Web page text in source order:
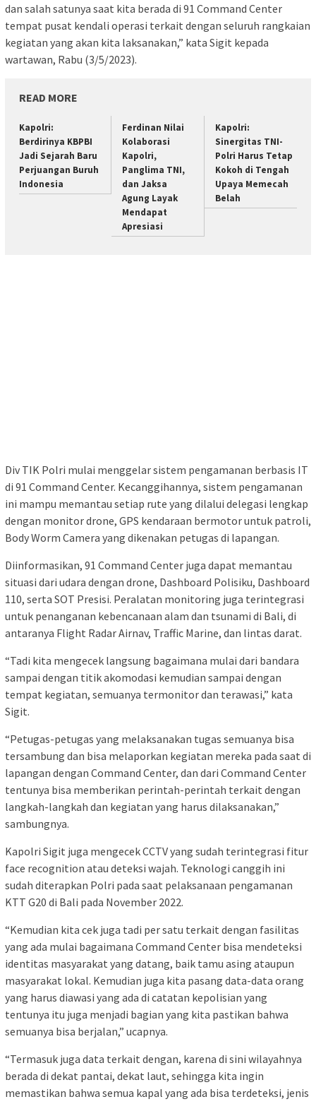
dan salah satunya saat kita berada di 91 Command Center
tempat pusat kendali operasi terkait dengan seluruh rangkaian
kegiatan yang akan kita laksanakan,” kata Sigit kepada
wartawan, Rabu (3/5/2023).
READ MORE
Kapolri:
Berdirinya KBPBI
Jadi Sejarah Baru
Perjuangan Buruh
Indonesia
Ferdinan Nilai
Kolaborasi
Kapolri,
Panglima TNI,
dan Jaksa
Agung Layak
Mendapat
Apresiasi
Kapolri:
Sinergitas TNI-
Polri Harus Tetap
Kokoh di Tengah
Upaya Memecah
Belah
Div TIK Polri mulai menggelar sistem pengamanan berbasis IT
di 91 Command Center. Kecanggihannya, sistem pengamanan
ini mampu memantau setiap rute yang dilalui delegasi lengkap
dengan monitor drone, GPS kendaraan bermotor untuk patroli,
Body Worm Camera yang dikenakan petugas di lapangan.
Diinformasikan, 91 Command Center juga dapat memantau
situasi dari udara dengan drone, Dashboard Polisiku, Dashboard
110, serta SOT Presisi. Peralatan monitoring juga terintegrasi
untuk penanganan kebencanaan alam dan tsunami di Bali, di
antaranya Flight Radar Airnav, Traffic Marine, dan lintas darat.
“Tadi kita mengecek langsung bagaimana mulai dari bandara
sampai dengan titik akomodasi kemudian sampai dengan
tempat kegiatan, semuanya termonitor dan terawasi,” kata
Sigit.
“Petugas-petugas yang melaksanakan tugas semuanya bisa
tersambung dan bisa melaporkan kegiatan mereka pada saat di
lapangan dengan Command Center, dan dari Command Center
tentunya bisa memberikan perintah-perintah terkait dengan
langkah-langkah dan kegiatan yang harus dilaksanakan,”
sambungnya.
Kapolri Sigit juga mengecek CCTV yang sudah terintegrasi fitur
face recognition atau deteksi wajah. Teknologi canggih ini
sudah diterapkan Polri pada saat pelaksanaan pengamanan
KTT G20 di Bali pada November 2022.
“Kemudian kita cek juga tadi per satu terkait dengan fasilitas
yang ada mulai bagaimana Command Center bisa mendeteksi
identitas masyarakat yang datang, baik tamu asing ataupun
masyarakat lokal. Kemudian juga kita pasang data-data orang
yang harus diawasi yang ada di catatan kepolisian yang
tentunya itu juga menjadi bagian yang kita pastikan bahwa
semuanya bisa berjalan,” ucapnya.
“Termasuk juga data terkait dengan, karena di sini wilayahnya
berada di dekat pantai, dekat laut, sehingga kita ingin
memastikan bahwa semua kapal yang ada bisa terdeteksi, jenis